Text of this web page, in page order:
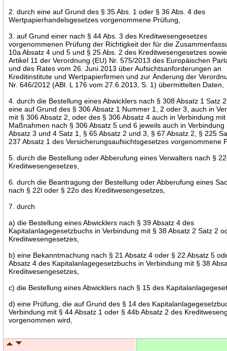
2. durch eine auf Grund des § 35 Abs. 1 oder § 36 Abs. 4 des
Wertpapierhandelsgesetzes vorgenommene Prüfung,
3. auf Grund einer nach § 44 Abs. 3 des Kreditwesengesetzes
vorgenommenen Prüfung der Richtigkeit der für die
10a Absatz 4 und 5 und § 25 Abs. 2 des Kreditwesengesetzes
Artikel 11 der Verordnung (EU) Nr. 575/2013 des Europäischen
und des Rates vom 26. Juni 2013 über Aufsichtsanforderungen an
Kreditinstitute und Wertpapierfirmen und zur Änderung der
Nr. 646/2012 (ABl. L 176 vom 27.6.2013, S. 1) übermittelten Daten,
4. durch die Bestellung eines Abwicklers nach § 308 Absatz 1 Satz
eine auf Grund des § 306 Absatz 1 Nummer 1, 2 oder 3, auch in
mit § 306 Absatz 2, oder des § 306 Absatz 4 auch in Verbindung mit
Maßnahmen nach § 306 Absatz 5 und 6 jeweils auch in Verbindung
Absatz 3 und 4 Satz 1, § 65 Absatz 2 und 3, § 67 Absatz 2, § 225
237 Absatz 1 des Versicherungsaufsichtsgesetzes vorgenommene
5. durch die Bestellung oder Abberufung eines Verwalters nach §
Kreditwesengesetzes,
6. durch die Beantragung der Bestellung oder Abberufung eines
nach § 22l oder § 22o des Kreditwesengesetzes,
7. durch
a) die Bestellung eines Abwicklers nach § 39 Absatz 4 des
Kapitalanlagegesetzbuchs in Verbindung mit § 38 Absatz 2 Satz 2
Kreditwesengesetzes,
b) eine Bekanntmachung nach § 21 Absatz 4 oder § 22 Absatz 5
Absatz 4 des Kapitalanlagegesetzbuchs in Verbindung mit § 38
Kreditwesengesetzes,
c) die Bestellung eines Abwicklers nach § 15 des
d) eine Prüfung, die auf Grund des § 14 des
Verbindung mit § 44 Absatz 1 oder § 44b Absatz 2 des
vorgenommen wird,